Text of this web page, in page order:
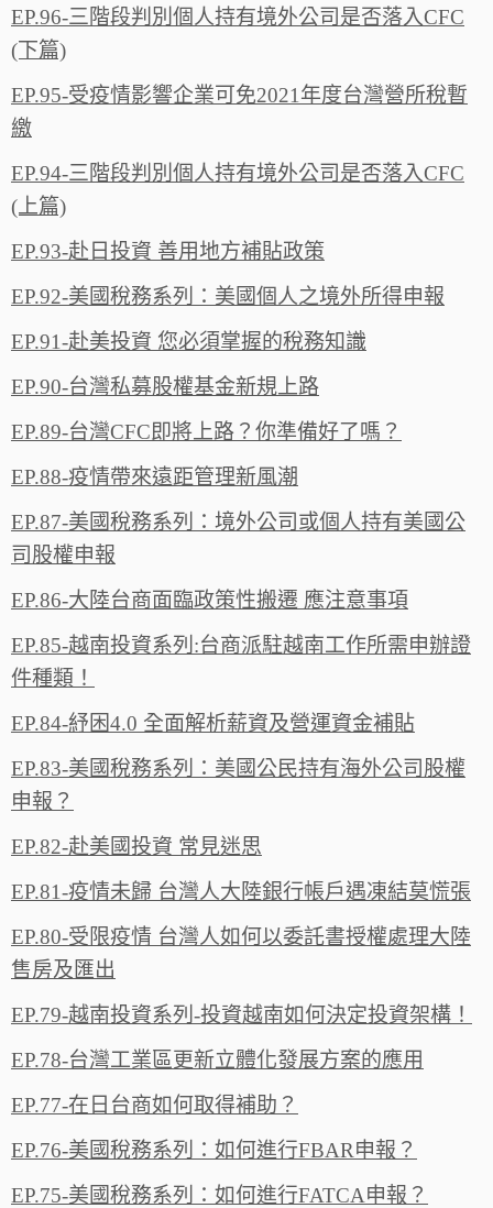
EP.96-三階段判別個人持有境外公司是否落入CFC
(下篇)
EP.95-受疫情影響企業可免2021年度台灣營所稅暫
繳
EP.94-三階段判別個人持有境外公司是否落入CFC
(上篇)
EP.93-赴日投資 善用地方補貼政策
EP.92-美國稅務系列：美國個人之境外所得申報
EP.91-赴美投資 您必須掌握的稅務知識
EP.90-台灣私募股權基金新規上路
EP.89-台灣CFC即將上路？你準備好了嗎？
EP.88-疫情帶來遠距管理新風潮
EP.87-美國稅務系列：境外公司或個人持有美國公
司股權申報
EP.86-大陸台商面臨政策性搬遷 應注意事項
EP.85-越南投資系列:台商派駐越南工作所需申辦證
件種類！
EP.84-紓困4.0 全面解析薪資及營運資金補貼
EP.83-美國稅務系列：美國公民持有海外公司股權
申報？
EP.82-赴美國投資 常見迷思
EP.81-疫情未歸 台灣人大陸銀行帳戶遇凍結莫慌張
EP.80-受限疫情 台灣人如何以委託書授權處理大陸
售房及匯出
EP.79-越南投資系列-投資越南如何決定投資架構！
EP.78-台灣工業區更新立體化發展方案的應用
EP.77-在日台商如何取得補助？
EP.76-美國稅務系列：如何進行FBAR申報？
EP.75-美國稅務系列：如何進行FATCA申報？‬